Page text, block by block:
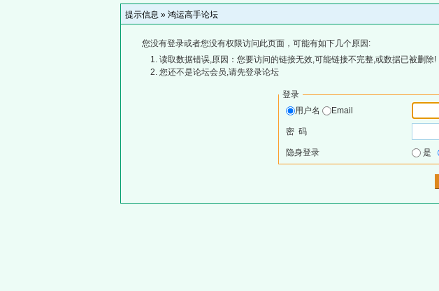
提示信息 » 鸿运高手论坛
您没有登录或者您没有权限访问此页面，可能有如下几个原因:
读取数据错误,原因：您要访问的链接无效,可能链接不完整,或数据已被删除!
您还不是论坛会员,请先登录论坛
登录
用户名
Email
密 码
隐身登录 是